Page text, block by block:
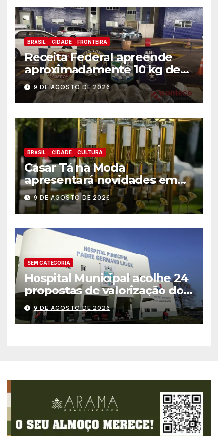
BRASIL CIDADE FRONTEIRA
Receita Federal apreende
aproximadamente 10 kg de
substância análoga ao
capulho
9 DE AGOSTO DE 2026
BRASIL CIDADE CULTURA
Casar Tá na Moda
apresentará novidades em
entretenimento para
casamentos e festas de
debutantes
9 DE AGOSTO DE 2026
SEM CATEGORIA
Hospital Municipal acolhe 24
propostas de valorização dos
trabalhadores e institui mesa
permanente de negociação
9 DE AGOSTO DE 2026